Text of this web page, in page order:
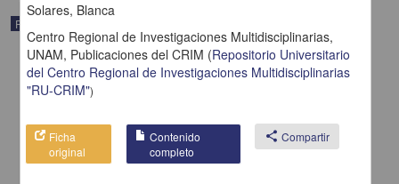
Publicación editorial
Solares, Blanca
Centro Regional de Investigaciones Multidisciplinarias,
UNAM, Publicaciones del CRIM (Repositorio Universitario
del Centro Regional de Investigaciones Multidisciplinarias
"RU-CRIM")
Ficha
original
Contenido
completo
share Compartir